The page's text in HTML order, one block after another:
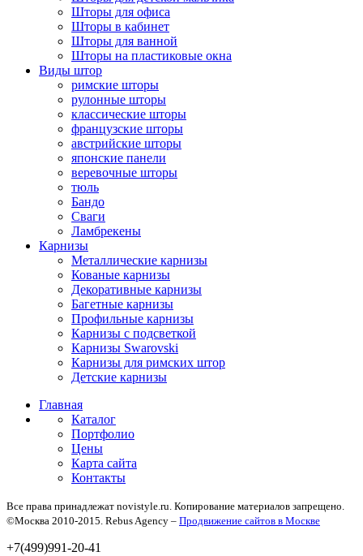
Шторы для офиса
Шторы в кабинет
Шторы для ванной
Шторы на пластиковые окна
Виды штор
римские шторы
рулонные шторы
классические шторы
французские шторы
австрийские шторы
японские панели
веревочные шторы
тюль
Бандо
Сваги
Ламбрекены
Карнизы
Металлические карнизы
Кованые карнизы
Декоративные карнизы
Багетные карнизы
Профильные карнизы
Карнизы с подсветкой
Карнизы Swarovski
Карнизы для римских штор
Детские карнизы
Главная
Каталог
Портфолио
Цены
Карта сайта
Контакты
Все права принадлежат novistyle.ru. Копирование материалов запрещено.
©Москва 2010-2015. Rebus Agency – Продвижение сайтов в Москве
+7(499)991-20-41